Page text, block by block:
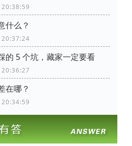
什么？
的 5 个坑，藏家一定要看
在哪？